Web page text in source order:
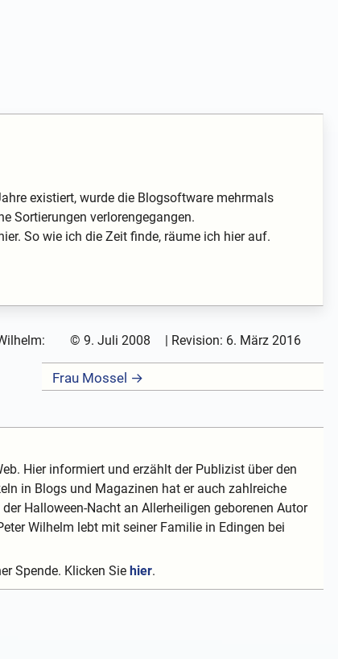
existiert, wurde die Blogsoftware mehrmals
Sortierungen verlorengegangen.
So wie ich die Zeit finde, räume ich hier auf.
© 9. Juli 2008 | Revision: 6. März 2016
Frau Mossel →
Hier informiert und erzählt der Publizist über den
in Blogs und Magazinen hat er auch zahlreiche
Halloween-Nacht an Allerheiligen geborenen Autor
Wilhelm lebt mit seiner Familie in Edingen bei
Spende. Klicken Sie hier.